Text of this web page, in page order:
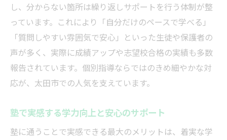
し、分からない箇所は繰り返しサポートを行う体制が整
っています。これにより「自分だけのペースで学べる」
「質問しやすい雰囲気で安心」といった生徒や保護者の
声が多く、実際に成績アップや志望校合格の実績も多数
報告されています。個別指導ならではのきめ細やかな対
応が、太田市での人気を支えています。
塾で実感する学力向上と安心のサポート
塾に通うことで実感できる最大のメリットは、着実な学